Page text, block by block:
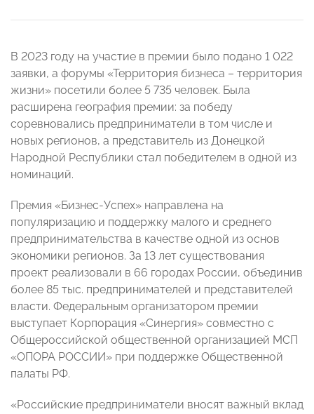
В 2023 году на участие в премии было подано 1 022
заявки, а форумы «Территория бизнеса – территория
жизни» посетили более 5 735 человек. Была
расширена география премии: за победу
соревновались предприниматели в том числе и
новых регионов, а представитель из Донецкой
Народной Республики стал победителем в одной из
номинаций.
Премия «Бизнес-Успех» направлена на
популяризацию и поддержку малого и среднего
предпринимательства в качестве одной из основ
экономики регионов. За 13 лет существования
проект реализовали в 66 городах России, объединив
более 85 тыс. предпринимателей и представителей
власти. Федеральным организатором премии
выступает Корпорация «Синергия» совместно с
Общероссийской общественной организацией МСП
«ОПОРА РОССИИ» при поддержке Общественной
палаты РФ.
«Российские предприниматели вносят важный вклад